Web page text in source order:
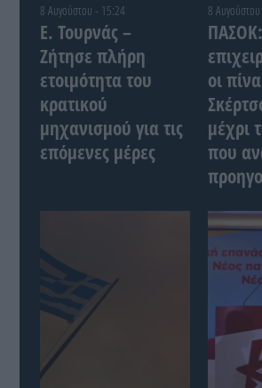
8 Αυγούστου - 15:24
Ε. Τουρνάς –
Ζήτησε πλήρη
ετοιμότητα του
κρατικού
μηχανισμού για τις
επόμενες μέρες
8
οι
μέχρι
που